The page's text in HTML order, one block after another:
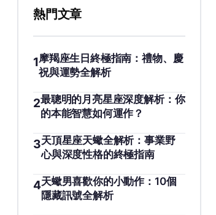
熱門文章
1摩羯座生日終極指南：禮物、慶
祝與運勢全解析
2最聰明的月亮星座深度解析：你
的本能智慧如何運作？
3天頂星座天蠍全解析：事業野
心與深度性格的終極指南
4天蠍男喜歡你的小動作：10個
隱藏訊號全解析